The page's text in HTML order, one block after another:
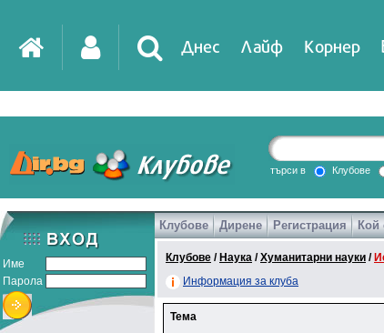
Днес Лайф Корнер
търси в Клубове
Име
Парола
Клубове Дирене Регистрация Кой
Клубове / Наука /Хуманитарни науки /
Информация за клуба
Тема